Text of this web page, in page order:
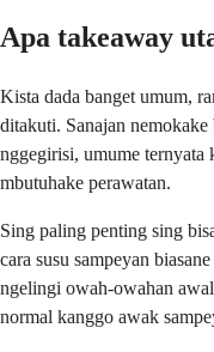
Apa takeaway
Kista dada banget umum,
ditakuti. Sanajan nemokake
nggegirisi, umume ternyata
mbutuhake perawatan.
Sing paling penting sing
cara susu sampeyan
ngelingi owah-owahan
normal kanggo awak